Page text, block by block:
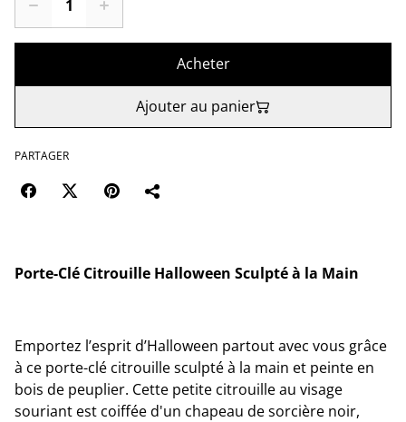
Acheter
Ajouter au panier
PARTAGER
Porte-Clé Citrouille Halloween Sculpté à la Main
Emportez l’esprit d’Halloween partout avec vous grâce
à ce porte-clé citrouille sculpté à la main et peinte en
bois de peuplier. Cette petite citrouille au visage
souriant est coiffée d'un chapeau de sorcière noir,